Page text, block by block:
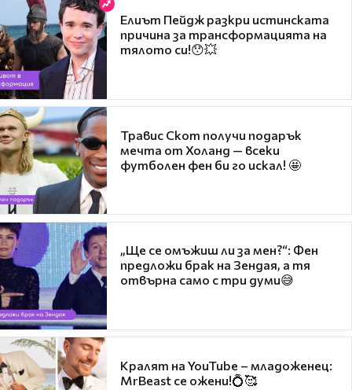
Елиът Пейдж разкри истинската
причина за трансформацията на
тялото си!😯💥
Травис Скот получи подарък
мечта от Холанд — всеки
футболен фен би го искал! 🤩
„Ще се омъжиш ли за мен?“: Фен
предложи брак на Зендая, а тя
отвърна само с три думи😅
Кралят на YouTube – младоженец:
MrBeast се ожени!💍🥰